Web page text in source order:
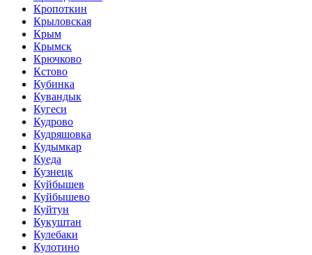
Кропоткин
Крыловская
Крым
Крымск
Крючково
Кстово
Кубинка
Кувандык
Кугеси
Кудрово
Кудряшовка
Кудымкар
Куеда
Кузнецк
Куйбышев
Куйбышево
Куйтун
Кукуштан
Кулебаки
Кулотино